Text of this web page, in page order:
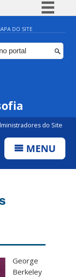
BR
Canais
DO SITE
do Site
MENU
George
Berkeley